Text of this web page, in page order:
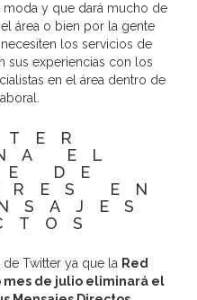
y que dará mucho de
área o bien por la gente
los servicios de
sus experiencias con los
en el área dentro de
EL
DE
EN
de Twitter ya que la Red
mes de julio eliminará el